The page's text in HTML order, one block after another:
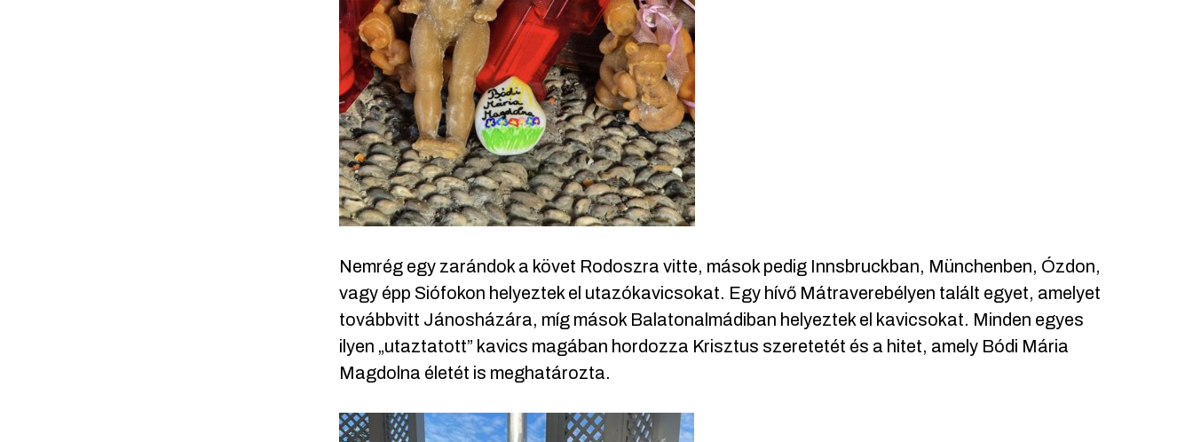
Nemrég egy zarándok a követ Rodoszra vitte, mások pedig Innsbruckban, Münchenben, Ózdon,
vagy épp Siófokon helyeztek el utazókavicsokat. Egy hívő Mátraverebélyen talált egyet, amelyet
továbbvitt Jánosházára, míg mások Balatonalmádiban helyeztek el kavicsokat. Minden egyes
ilyen „utaztatott” kavics magában hordozza Krisztus szeretetét és a hitet, amely Bódi Mária
Magdolna életét is meghatározta.